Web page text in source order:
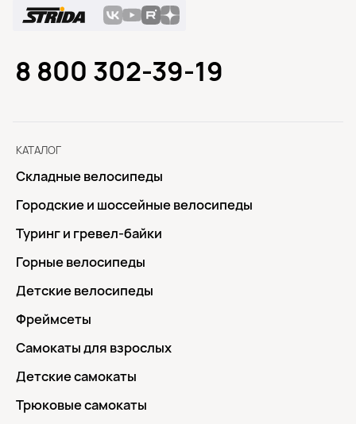
КАТАЛОГ
Складные велосипеды
Городские и шоссейные велосипеды
Туринг и гревел-байки
Горные велосипеды
Детские велосипеды
Фреймсеты
Самокаты для взрослых
Детские самокаты
Трюковые самокаты
8 800 302-39-19